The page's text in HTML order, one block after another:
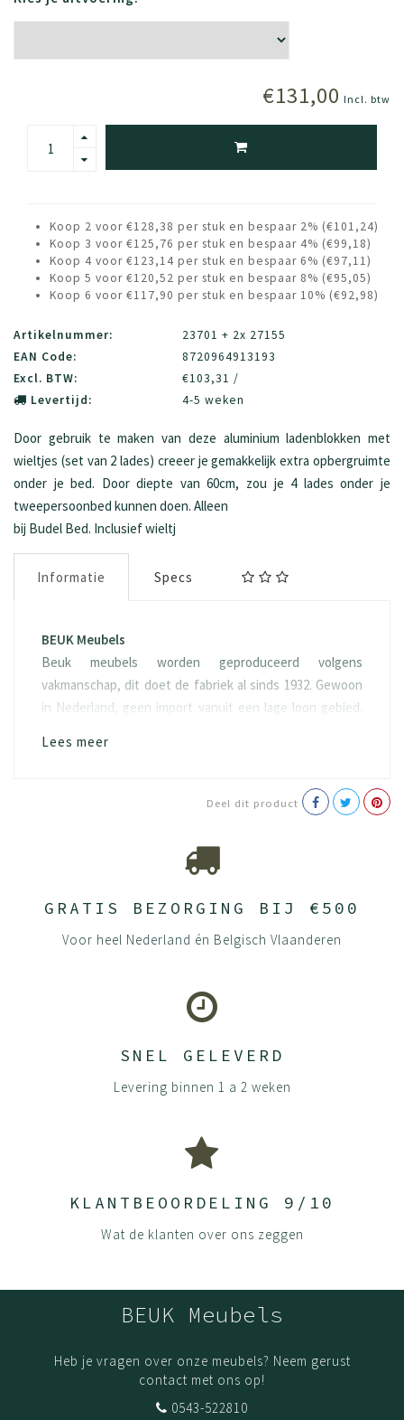
€131,00 Incl. btw
Koop 2 voor €128,38 per stuk en bespaar 2% (€101,24)
Koop 3 voor €125,76 per stuk en bespaar 4% (€99,18)
Koop 4 voor €123,14 per stuk en bespaar 6% (€97,11)
Koop 5 voor €120,52 per stuk en bespaar 8% (€95,05)
Koop 6 voor €117,90 per stuk en bespaar 10% (€92,98)
Artikelnummer:
23701 + 2x 27155
EAN Code:
8720964913193
Excl. BTW:
€103,31 /
Levertijd:
4-5 weken
Door gebruik te maken van deze aluminium ladenblokken met
wieltjes (set van 2 lades) creeer je gemakkelijk extra opbergruimte
onder je bed. Door diepte van 60cm, zou je 4 lades onder je
tweepersoonbed kunnen doen. Alleen
bij Budel Bed. Inclusief wieltj
Informatie Specs
BEUK Meubels
Beuk meubels worden geproduceerd volgens
vakmanschap, dit doet de fabriek al sinds 1932. Gewoon
in Nederland, geen import vanuit een lage loon gebied.
100% van het hout te gebruiken.
Wat kan jij doen om je product zo goed mogelijk te
houden? Houten meubels vragen om aandacht en goede
het behoud van je meubels. We staan immers voor
Al onze panelen bestaan uit spaanplaten gemaakt van
en fijne spaantjes in de toplaag ontstaat er een rustig en
strak oppervlak. De deeltjes worden onder hoge druk aan
steeds verder wordt samengeperst. De platen worden
afgewerkt met hoge kwaliteit melamine waardoor
hittebestendig en kleurecht. UV straling zal de kleur van
Houd je product goed schoon door het af te nemen met
een mild schoonmaakmiddel en een droge doek.
(De)monteer jouw meubels volgens onze handleidingen.
Lees meer
Deel dit product
GRATIS BEZORGING BIJ €500
Voor heel Nederland én Belgisch Vlaanderen
SNEL GELEVERD
Levering binnen 1 a 2 weken
KLANTBEOORDELING 9/10
Wat de klanten over ons zeggen
BEUK Meubels
Heb je vragen over onze meubels? Neem gerust
contact met ons op!
0543-522810